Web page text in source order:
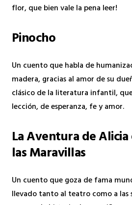
flor, que bien vale la pena leer!
Pinocho
Un cuento que habla de
madera, gracias al amor de su
clásico de la literatura infantil,
lección, de esperanza, fe y amor.
La Aventura de
las Maravillas
Un cuento que goza de fama
llevado tanto al teatro como a las